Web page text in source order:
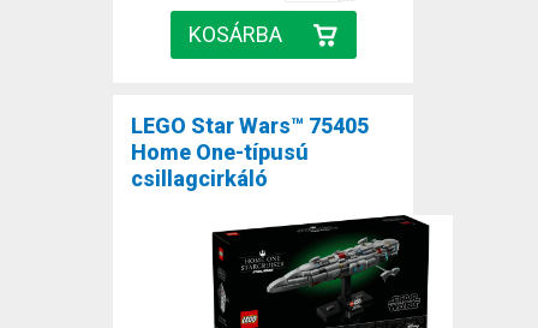
LEGO Star Wars™ 75405
Home One-típusú
csillagcirkáló